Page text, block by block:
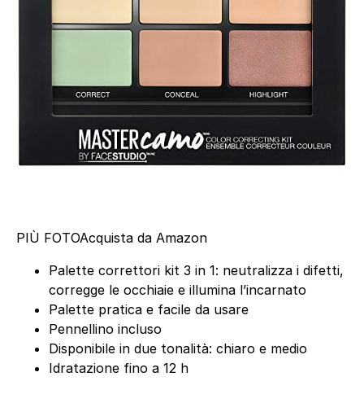
PIÙ FOTOAcquista da Amazon
Palette correttori kit 3 in 1: neutralizza i difetti,
corregge le occhiaie e illumina l’incarnato
Palette pratica e facile da usare
Pennellino incluso
Disponibile in due tonalità: chiaro e medio
Idratazione fino a 12 h